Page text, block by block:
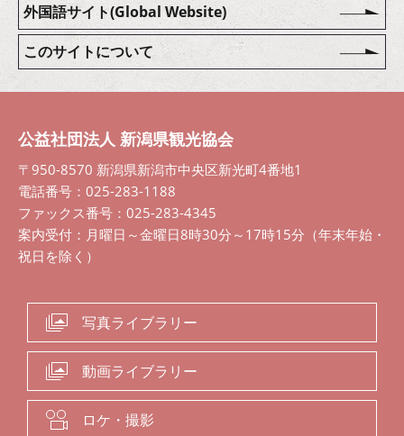
外国語サイト(Global Website)
このサイトについて
公益社団法人 新潟県観光協会
〒950-8570 新潟県新潟市中央区新光町4番地1
電話番号：025-283-1188
ファックス番号：025-283-4345
案内受付：月曜日～金曜日8時30分～17時15分（年末年始・
祝日を除く）
写真ライブラリー
動画ライブラリー
ロケ・撮影